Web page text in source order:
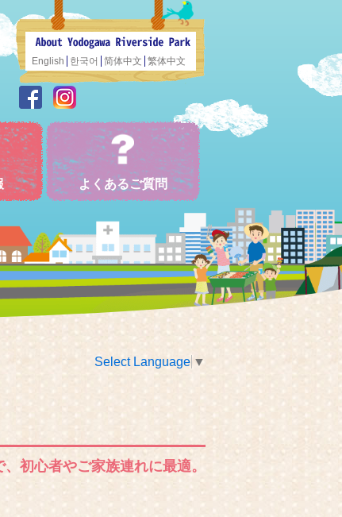
English 한국어 简体中文 繁体中文
よくあるご質問
Select Language ▼
初心者やご家族連れに最適。